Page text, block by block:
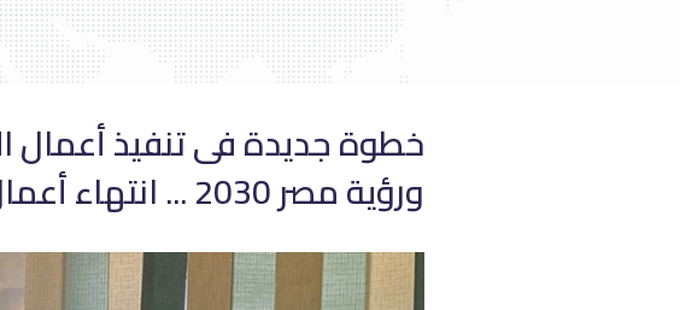
خطوة جديدة فى تنفيذ أعمال
ورؤية مصر 2030 ... انتهاء أعمال ميكنة ملفات العاملين بجنوب سيناء